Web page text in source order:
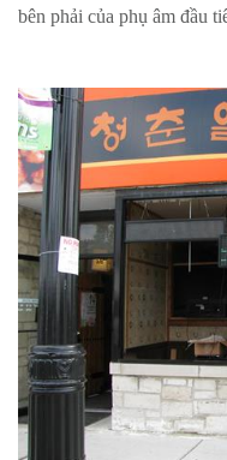
bên phải của phụ âm đầu